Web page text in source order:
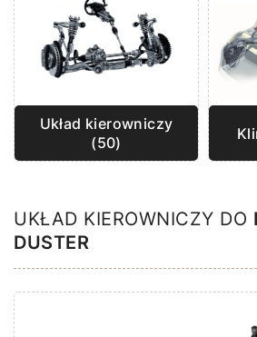
Układ kierowniczy
(50)
UKŁAD KIEROWNICZY DO
DUSTER